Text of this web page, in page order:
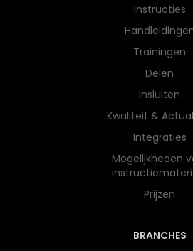
Instructies
Trainingen
Delen
Insluiten
Kwaliteit &
Integraties
Mogelijkheden
Prijzen
BRANCHES